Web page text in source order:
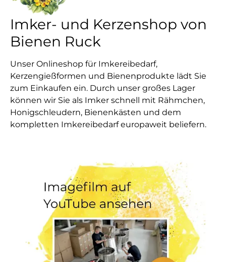
Imker- und Kerzenshop von
Bienen Ruck
Unser Onlineshop für Imkereibedarf,
Kerzengießformen und Bienenprodukte lädt Sie
zum Einkaufen ein. Durch unser großes Lager
können wir Sie als Imker schnell mit Rähmchen,
Honigschleudern, Bienenkästen und dem
kompletten Imkereibedarf europaweit beliefern.